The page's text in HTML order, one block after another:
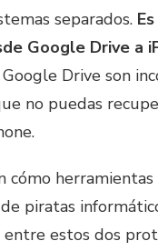
separados.
Google Drive a
Drive son
no puedas
cómo
piratas
estos dos